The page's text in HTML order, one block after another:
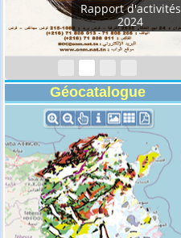
Rapport d'activités
2024
Géocatalogue